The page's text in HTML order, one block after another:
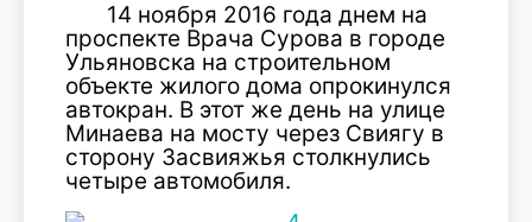
14 ноября 2016 года днем на
проспекте Врача Сурова в городе
Ульяновска на строительном
объекте жилого дома опрокинулся
автокран. В этот же день на улице
Минаева на мосту через Свиягу в
сторону Засвияжья столкнулись
четыре автомобиля.